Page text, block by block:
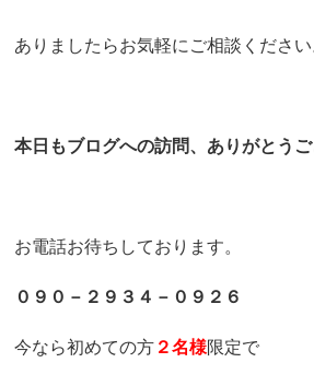
ありましたらお気軽にご相談ください
本日もブログへの訪問、ありがとうご
お電話お待ちしております。
０９０－２９３４－０９２６
今なら初めての方 ２名様限定で